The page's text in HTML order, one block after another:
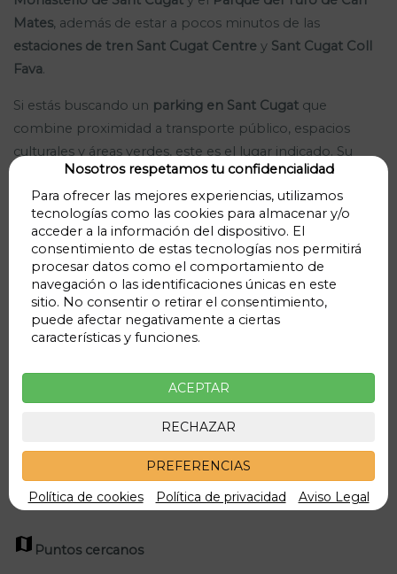
Mates, además de estar a pocos minutos de las
estaciones de tren Sant Cugat Centre y Sant Cugat Coll
Fava.
Si estás buscando un parking en Sant Cugat que
combine proximidad a transporte público, espacios
culturales y áreas verdes, este es el lugar indicado. Su
diseño moderno y sus amplias plazas de aparcamiento
están pensadas para ofrecerte una experiencia cómoda
y eficiente al momento deaparcar en Sant Cugat del
Vallès. Además, el área circundante cuenta con una
excelente oferta de comercios, restaurantes y servicios,
convirtiendo a este parking en un punto estratégico para
cualquier actividad.
No pierdas más el tiempo, el
garantiza una experiencia sin preocupaciones, no
importa si visitas la localidad por ocio o negocios.
 Puntos cercanos
Nosotros respetamos tu confidencialidad
Para ofrecer las mejores experiencias, utilizamos
tecnologías como las cookies para almacenar y/o
acceder a la información del dispositivo. El
consentimiento de estas tecnologías nos permitirá
procesar datos como el comportamiento de
navegación o las identificaciones únicas en este
sitio. No consentir o retirar el consentimiento,
puede afectar negativamente a ciertas
características y funciones.
ACEPTAR
RECHAZAR
PREFERENCIAS
Política de cookies
Política de privacidad Aviso Legal